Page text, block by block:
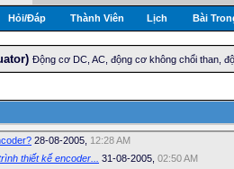
Hỏi/Ðáp Thành Viên Lịch Bài
Động cơ DC, AC, động cơ không chổi than,
28-08-2005, 12:28 AM
thiết kế encoder... 31-08-2005, 02:50 AM